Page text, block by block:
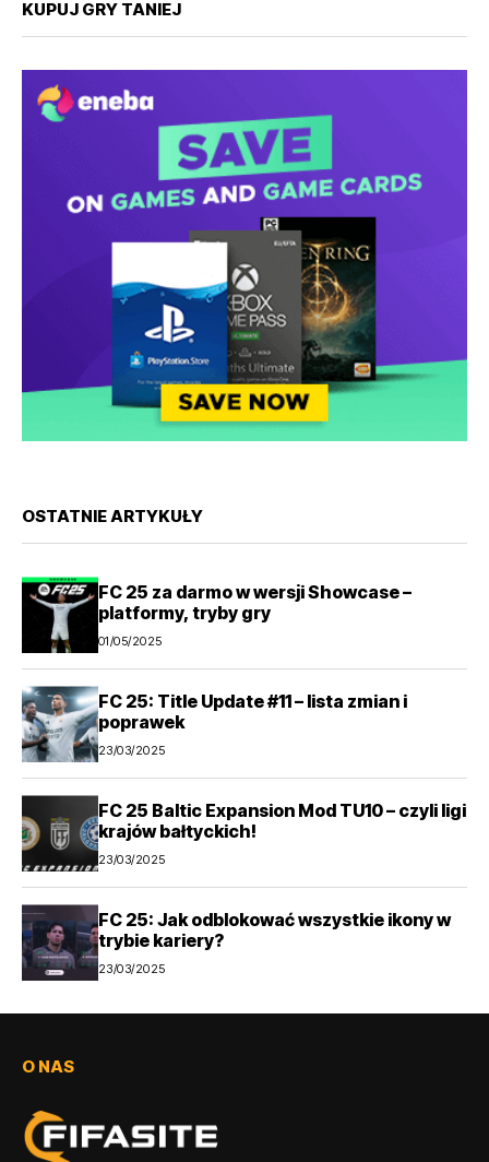
KUPUJ GRY TANIEJ
OSTATNIE ARTYKUŁY
FC 25 za darmo w wersji Showcase –
platformy, tryby gry
01/05/2025
FC 25: Title Update #11 – lista zmian i
poprawek
23/03/2025
FC 25 Baltic Expansion Mod TU10 – czyli ligi
krajów bałtyckich!
23/03/2025
FC 25: Jak odblokować wszystkie ikony w
trybie kariery?
23/03/2025
O NAS